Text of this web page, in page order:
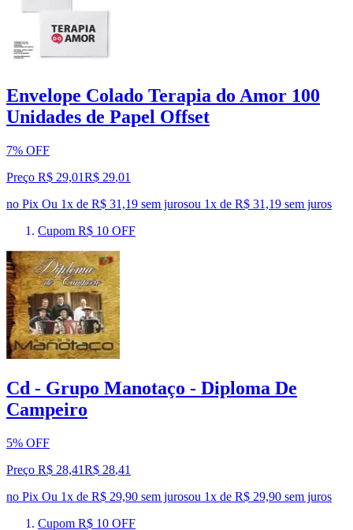
Envelope Colado Terapia do Amor 100
Unidades de Papel Offset
7% OFF
Preço R$ 29,01R$ 29,01
no Pix Ou 1x de R$ 31,19 sem jurosou 1x de R$ 31,19 sem juros
Cupom R$ 10 OFF
Cd - Grupo Manotaço - Diploma De
Campeiro
5% OFF
Preço R$ 28,41R$ 28,41
no Pix Ou 1x de R$ 29,90 sem jurosou 1x de R$ 29,90 sem juros
Cupom R$ 10 OFF